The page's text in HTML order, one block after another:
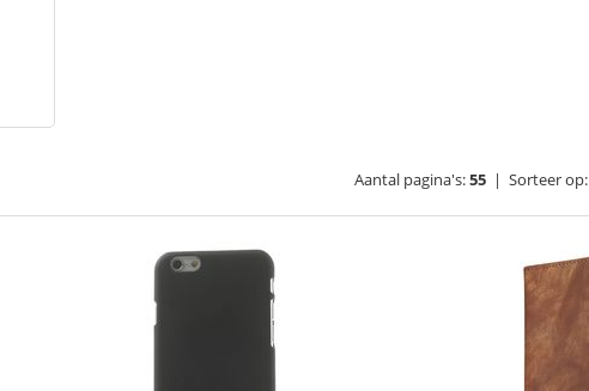
Sorteer op:
Aantal pagina's:55 |